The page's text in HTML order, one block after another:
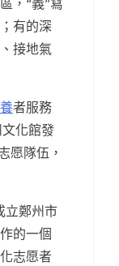
，“義”寫
有的深
接地氣
者服務
化館發
愿隊伍，
立鄭州市
的一個
志愿者